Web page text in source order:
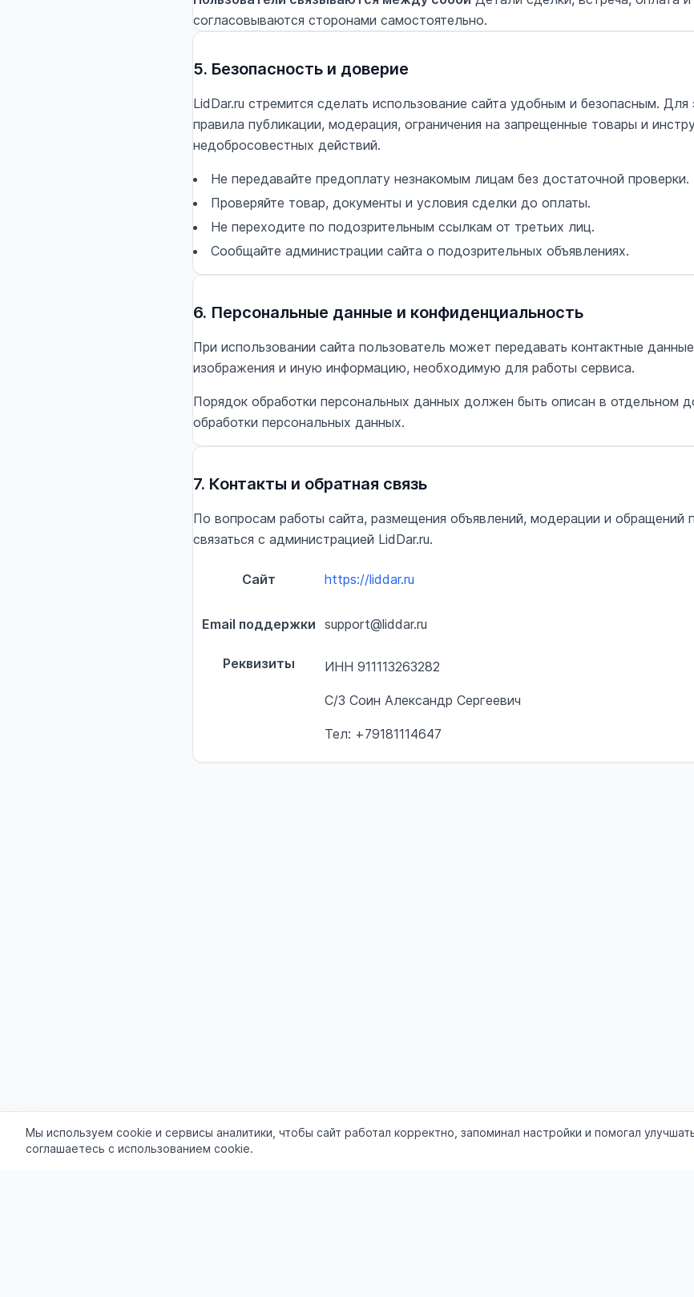
согласовываются сторонами самостоятельно.
5. Безопасность и доверие
LidDar.ru стремится сделать использование сайта удобным и безопасным. Для
правила публикации, модерация, ограничения на запрещенные товары и
недобросовестных действий.
Не передавайте предоплату незнакомым лицам без достаточной проверки.
Проверяйте товар, документы и условия сделки до оплаты.
Не переходите по подозрительным ссылкам от третьих лиц.
Сообщайте администрации сайта о подозрительных объявлениях.
6. Персональные данные и конфиденциальность
При использовании сайта пользователь может передавать контактные
изображения и иную информацию, необходимую для работы сервиса.
Порядок обработки персональных данных должен быть описан в отдельном
обработки персональных данных.
7. Контакты и обратная связь
По вопросам работы сайта, размещения объявлений, модерации и обращений
связаться с администрацией LidDar.ru.
Сайт https://liddar.ru
Email поддержки support@liddar.ru
Реквизиты ИНН 911113263282
С/З Соин Александр Сергеевич
Тел: +79181114647
Мы используем cookie и сервисы аналитики, чтобы сайт работал корректно, запоминал настройки и помогал
соглашаетесь с использованием cookie.